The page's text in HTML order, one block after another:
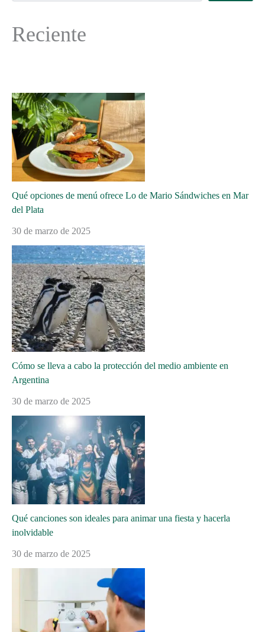
Reciente
Qué opciones de menú ofrece Lo de Mario Sándwiches en Mar
del Plata
30 de marzo de 2025
Cómo se lleva a cabo la protección del medio ambiente en
Argentina
30 de marzo de 2025
Qué canciones son ideales para animar una fiesta y hacerla
inolvidable
30 de marzo de 2025